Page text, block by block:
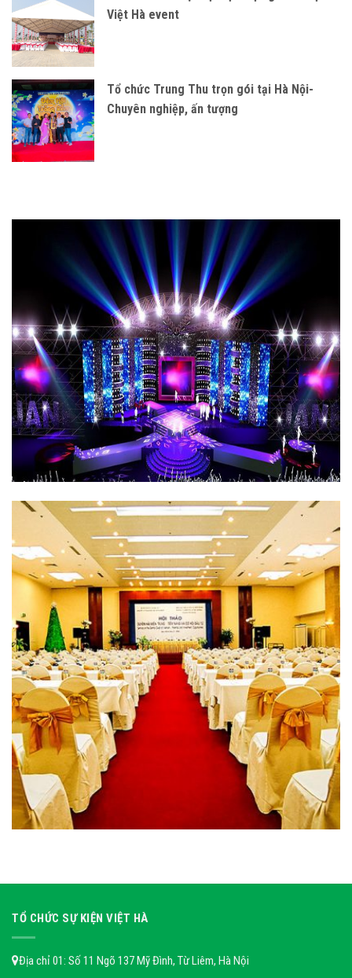
Việt Hà event
Tổ chức Trung Thu trọn gói tại Hà Nội-
Chuyên nghiệp, ấn tượng
TỔ CHỨC SỰ KIỆN VIỆT HÀ
Địa chỉ 01: Số 11 Ngõ 137 Mỹ Đình, Từ Liêm, Hà Nội